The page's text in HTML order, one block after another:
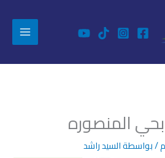
المنصوره
/ بواسطةالسيد راشد
تواصل معنا